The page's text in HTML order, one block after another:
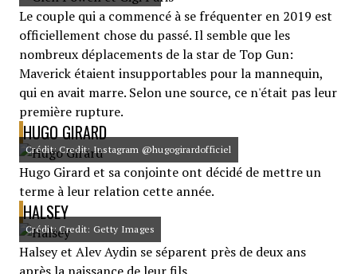
Le couple qui a commencé à se fréquenter en 2019 est
officiellement chose du passé. Il semble que les
nombreux déplacements de la star de Top Gun:
Maverick étaient insupportables pour la mannequin,
qui en avait marre. Selon une source, ce n'était pas leur
première rupture.
HUGO GIRARD
Crédit: Credit: Instagram @hugogirardofficiel
Hugo Girard et sa conjointe ont décidé de mettre un
terme à leur relation cette année.
HALSEY
Crédit: Credit: Getty Images
Halsey et Alev Aydin se séparent près de deux ans